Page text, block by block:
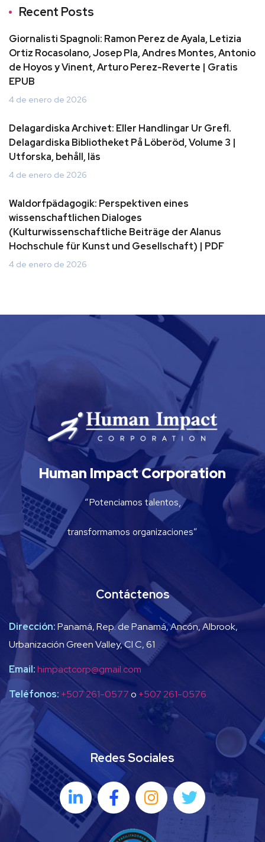
Recent Posts
Giornalisti Spagnoli: Ramon Perez de Ayala, Letizia
Ortiz Rocasolano, Josep Pla, Andres Montes, Antonio
de Hoyos y Vinent, Arturo Perez-Reverte | Gratis
EPUB
4 de enero de 2026
Delagardiska Archivet: Eller Handlingar Ur Grefl.
Delagardiska Bibliotheket På Löberöd, Volume 3 |
Utforska, behåll, läs
4 de enero de 2026
Waldorfpädagogik: Perspektiven eines
wissenschaftlichen Dialoges
(Kulturwissenschaftliche Beiträge der Alanus
Hochschule für Kunst und Gesellschaft) | PDF
4 de enero de 2026
Human Impact Corporation
“Potenciamos talentos,
transformamos organizaciones”
Contáctenos
Dirección:Panamá, Rep. de Panamá, Ancón, Albrook,
Urbanización Green Valley, Cl C, 61
Email:himpactcorp@gmail.com
Teléfonos: +507 261-0577o +507 261-0576
Redes Sociales